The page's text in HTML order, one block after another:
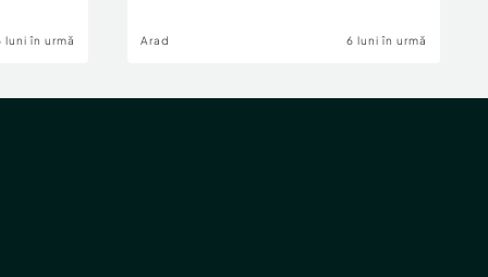
luni în urmă Arad 6 luni în urmă